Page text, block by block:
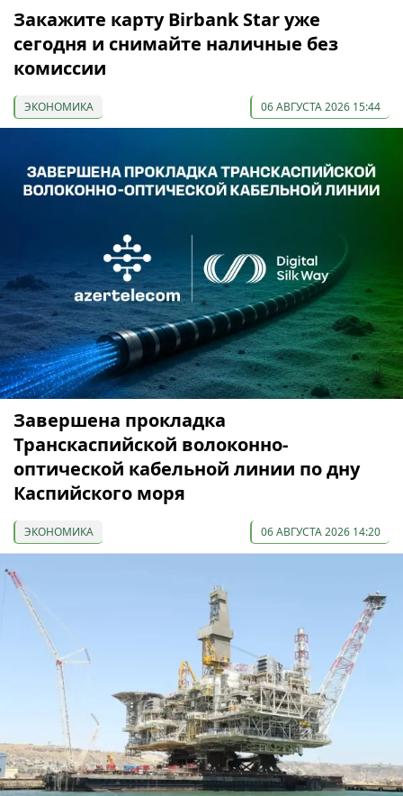
Закажите карту Birbank Star уже
сегодня и снимайте наличные без
комиссии
ЭКОНОМИКА 06 АВГУСТА 2026 15:44
Завершена прокладка
Транскаспийской волоконно-
оптической кабельной линии по дну
Каспийского моря
ЭКОНОМИКА 06 АВГУСТА 2026 14:20